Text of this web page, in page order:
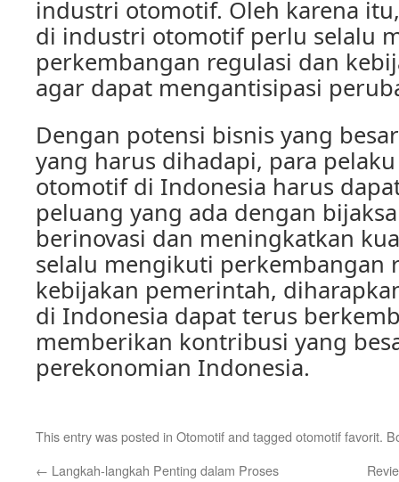
industri otomotif. Oleh karena
di industri otomotif perlu selalu
perkembangan regulasi dan
agar dapat mengantisipasi
Dengan potensi bisnis yang
yang harus dihadapi, para
otomotif di Indonesia harus
peluang yang ada dengan
berinovasi dan meningkatkan
selalu mengikuti perkembangan
kebijakan pemerintah,
di Indonesia dapat terus
memberikan kontribusi yang
perekonomian Indonesia.
This entry was posted in Otomotifand tagged otomotif favorit.
← Langkah-langkah Penting dalam Proses